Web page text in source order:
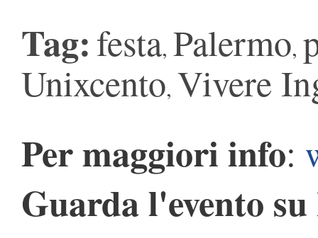
Tag:festa, Palermo,
Unixcento, Vivere
Per maggiori info:
Guarda l'evento su